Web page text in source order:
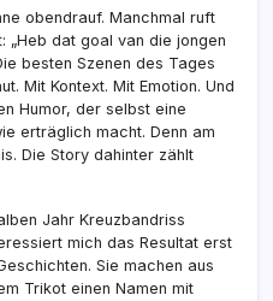
obendrauf. Manchmal ruft
„Heb dat goal van die jongen
besten Szenen des Tages
Mit Kontext. Mit Emotion. Und
Humor, der selbst eine
erträglich macht. Denn am
Die Story dahinter zählt
Jahr Kreuzbandriss
mich das Resultat erst
Sie machen aus
Trikot einen Namen mit